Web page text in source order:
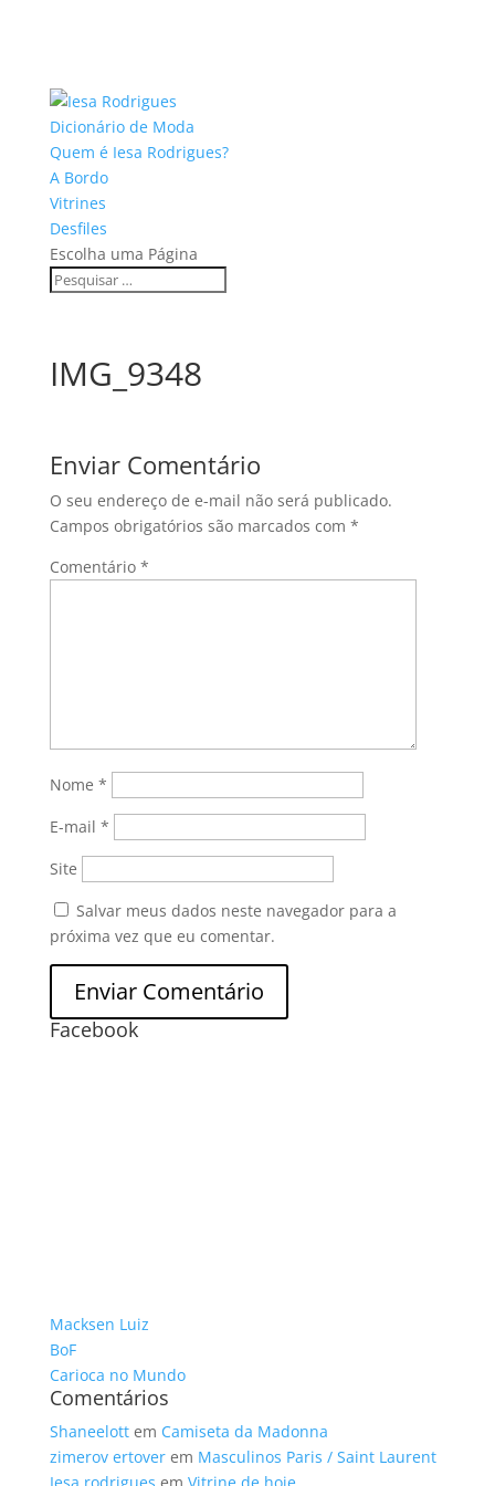
Dicionário de Moda
Quem é Iesa Rodrigues?
A Bordo
Vitrines
Desfiles
Escolha uma Página
IMG_9348
Enviar Comentário
O seu endereço de e-mail não será publicado.
Campos obrigatórios são marcados com *
Comentário *
Nome *
E-mail *
Site
Salvar meus dados neste navegador para a
próxima vez que eu comentar.
Facebook
Macksen Luiz
BoF
Carioca no Mundo
Comentários
Shaneelottem Camiseta da Madonna
zimerov ertoverem Masculinos Paris / Saint Laurent